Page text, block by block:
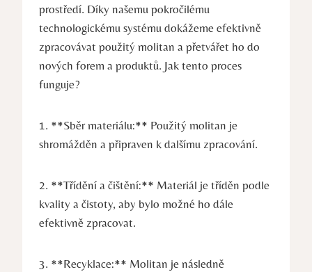
prostředí. Díky našemu pokročilému
technologickému systému dokážeme efektivně
zpracovávat použitý molitan a přetvářet ho do
nových forem a produktů. Jak tento proces
funguje?
1. **Sběr materiálu:** Použitý molitan je
shromážděn a připraven k dalšímu zpracování.
2. **Třídění a čištění:** Materiál je tříděn podle
kvality a čistoty, aby bylo možné ho dále
efektivně zpracovat.
3. **Recyklace:** Molitan je následně